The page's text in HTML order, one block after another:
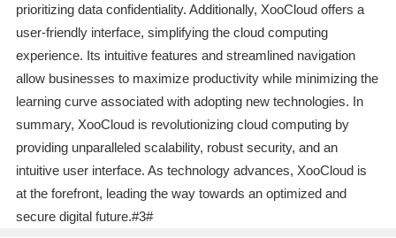
prioritizing data confidentiality. Additionally, XooCloud offers a
user-friendly interface, simplifying the cloud computing
experience. Its intuitive features and streamlined navigation
allow businesses to maximize productivity while minimizing the
learning curve associated with adopting new technologies. In
summary, XooCloud is revolutionizing cloud computing by
providing unparalleled scalability, robust security, and an
intuitive user interface. As technology advances, XooCloud is
at the forefront, leading the way towards an optimized and
secure digital future.#3#